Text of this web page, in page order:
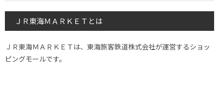
ＪＲ東海ＭＡＲＫＥＴとは
ＪＲ東海ＭＡＲＫＥＴは、東海旅客鉄道株式会社が運営するショッ
ピングモールです。